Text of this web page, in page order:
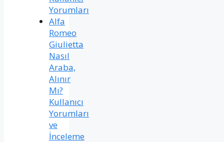
Yorumları
Alfa
Romeo
Giulietta
Nasıl
Araba,
Alınır
Mı?
Kullanıcı
Yorumları
ve
İnceleme